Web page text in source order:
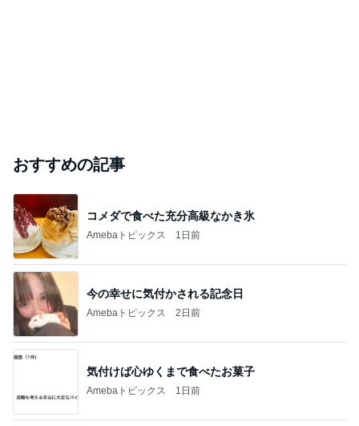
おすすめの記事
コメダで食べた充分高級なかき氷
Amebaトピックス 1日前
今の幸せに気付かされる記念日
Amebaトピックス 2日前
気付けば心ゆくまで食べたお菓子
Amebaトピックス 1日前